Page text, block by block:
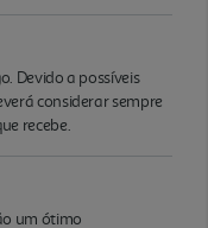
Devido a possíveis
considerar sempre
recebe.
um ótimo